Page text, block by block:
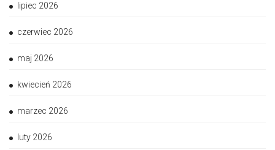
lipiec 2026
czerwiec 2026
maj 2026
kwiecień 2026
marzec 2026
luty 2026